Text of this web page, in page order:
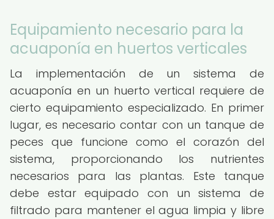
Equipamiento necesario para la
acuaponía en huertos verticales
La implementación de un sistema de
acuaponía en un huerto vertical requiere de
cierto equipamiento especializado. En primer
lugar, es necesario contar con un tanque de
peces que funcione como el corazón del
sistema, proporcionando los nutrientes
necesarios para las plantas. Este tanque
debe estar equipado con un sistema de
filtrado para mantener el agua limpia y libre